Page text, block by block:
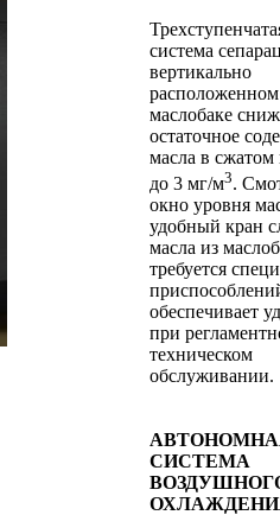
система
вертикально
расположенном
маслобаке
остаточное
масла в сжатом
до 3 мг/м3.
окно уровня
удобный кран
масла из
требуется
обеспечивает
при
техническом
обслуживании.
СИСТЕМА